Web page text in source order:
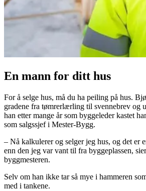
En mann for ditt hus
For å selge hus, må du ha peiling på hus.
gradene fra tømrerlærling til svennebrev og
han etter mange år som byggeleder kastet
som salgssjef i Mester-Bygg.
– Nå kalkulerer og selger jeg hus, og det er
enn den jeg var vant til fra byggeplassen,
byggmesteren.
Selv om han ikke tar så mye i hammeren
med i tankene.